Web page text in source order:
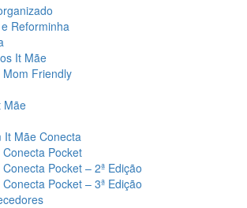
Reforminha
It Mãe
Mom Friendly
Mãe
It Mãe Conecta
Conecta Pocket
Pocket – 2ª Edição
Pocket – 3ª Edição